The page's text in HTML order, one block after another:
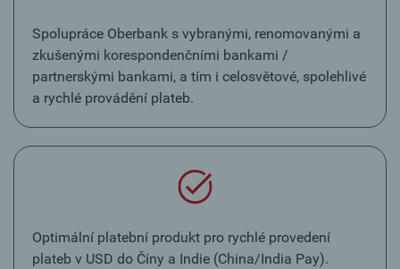
Spolupráce Oberbank s vybranými, renomovanými a
zkušenými korespondenčními bankami /
partnerskými bankami, a tím i celosvětové, spolehlivé
a rychlé provádění plateb.
Optimální platební produkt pro rychlé provedení
plateb v USD do Číny a Indie (China/India Pay).